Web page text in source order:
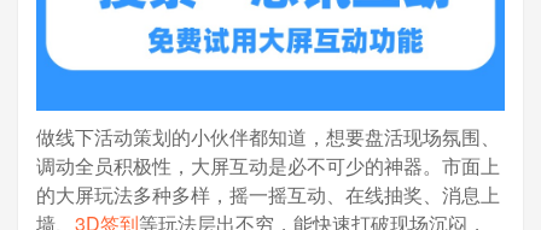
做线下活动策划的小伙伴都知道，想要盘活现场氛围、
调动全员积极性，大屏互动是必不可少的神器。市面上
的大屏玩法多种多样，摇一摇互动、在线抽奖、消息上
墙、 3D签到等玩法层出不穷，能快速打破现场沉闷，